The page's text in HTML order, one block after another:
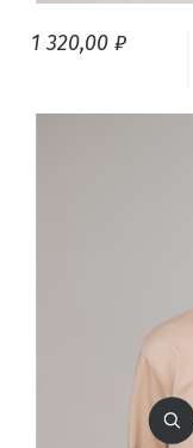
1 320,00 ₽